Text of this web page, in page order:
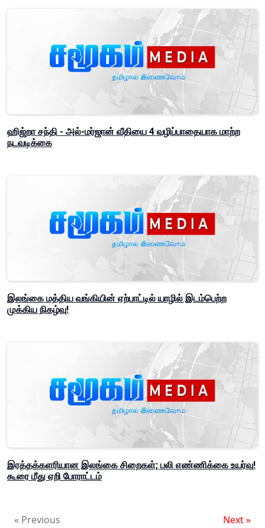
ஹிஜ்றா சந்தி - அல்-மர்ஜான் வீதியை 4 வழிப்பாதையாக மாற்ற
நடவடிக்கை
இலங்கை மத்திய வங்கியின் ஏற்பாட்டில் யாழில் இடம்பெற்ற
முக்கிய நிகழ்வு!
இரத்தக்களரியான இலங்கை சிறைகள்; பலி எண்ணிக்கை உயர்வு!
கூரை மீது ஏறி போராட்டம்
« Previous Next »